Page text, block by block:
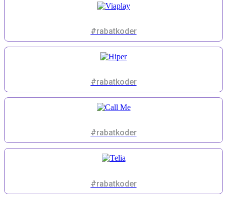
#rabatkoder
#rabatkoder
#rabatkoder
#rabatkoder